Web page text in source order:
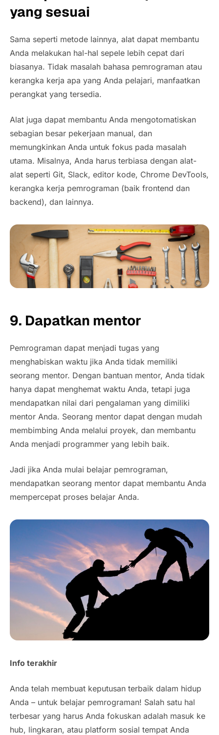
yang sesuai
Sama seperti metode lainnya, alat dapat membantu
Anda melakukan hal-hal sepele lebih cepat dari
biasanya. Tidak masalah bahasa pemrograman atau
kerangka kerja apa yang Anda pelajari, manfaatkan
perangkat yang tersedia.
Alat juga dapat membantu Anda mengotomatiskan
sebagian besar pekerjaan manual, dan
memungkinkan Anda untuk fokus pada masalah
utama. Misalnya, Anda harus terbiasa dengan alat-
alat seperti Git, Slack, editor kode, Chrome DevTools,
kerangka kerja pemrograman (baik frontend dan
backend), dan lainnya.
9. Dapatkan mentor
Pemrograman dapat menjadi tugas yang
menghabiskan waktu jika Anda tidak memiliki
seorang mentor. Dengan bantuan mentor, Anda tidak
hanya dapat menghemat waktu Anda, tetapi juga
mendapatkan nilai dari pengalaman yang dimiliki
mentor Anda. Seorang mentor dapat dengan mudah
membimbing Anda melalui proyek, dan membantu
Anda menjadi programmer yang lebih baik.
Jadi jika Anda mulai belajar pemrograman,
mendapatkan seorang mentor dapat membantu Anda
mempercepat proses belajar Anda.
Info terakhir
Anda telah membuat keputusan terbaik dalam hidup
Anda – untuk belajar pemrograman! Salah satu hal
terbesar yang harus Anda fokuskan adalah masuk ke
hub, lingkaran, atau platform sosial tempat Anda